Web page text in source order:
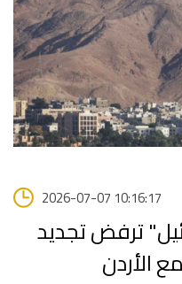
2026-07-07 10:16:17
ترفض تجديد
الأردن